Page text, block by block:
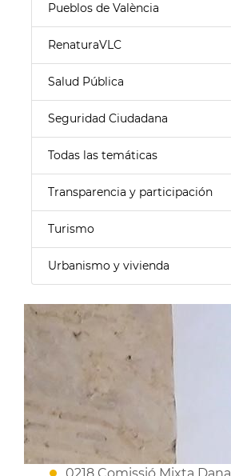
Pueblos de València
RenaturaVLC
Salud Pública
Seguridad Ciudadana
Todas las temáticas
Transparencia y participación
Turismo
Urbanismo y vivienda